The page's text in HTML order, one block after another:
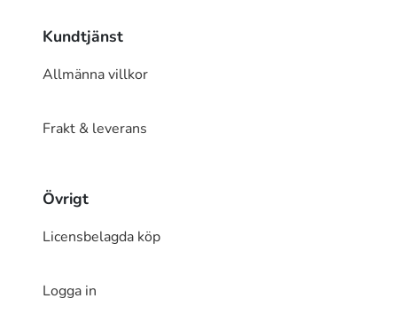
Kundtjänst
Allmänna villkor
Frakt & leverans
Övrigt
Licensbelagda köp
Logga in